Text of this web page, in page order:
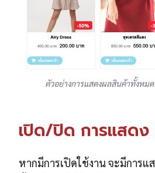
ตัวอย่างการแสดงผลสินค้าทั้งหม
เปิด/ปิด การแสดง
หากมีการเปิดใช้งาน จะมีการแ